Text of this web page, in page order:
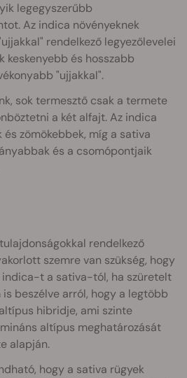
legegyszerűbb
Az indica növényeknek
rendelkező legyezőlevelei
keskenyebb és hosszabb
"ujjakkal".
sok termesztő csak a termete
a két alfajt. Az indica
zömökebbek, míg a sativa
és a csomópontjaik
rendelkező
szemre van szükség, hogy
indica-t a sativa-tól, ha szüretelt
is beszélve arról, hogy a legtöbb
hibridje, ami szinte
altípus meghatározását
alapján.
hogy a sativa rügyek